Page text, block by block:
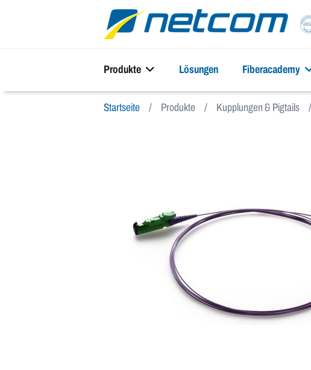
Produkte Lösungen Fiberacademy
Startseite Produkte Kupplungen & Pigtails